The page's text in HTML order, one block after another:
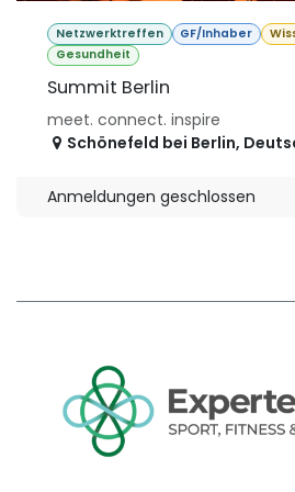
Netzwerktreffen GF/Inhaber
Gesundheit
Summit Berlin
meet. connect. inspire
Schönefeld bei Berlin,
Anmeldungen geschlossen